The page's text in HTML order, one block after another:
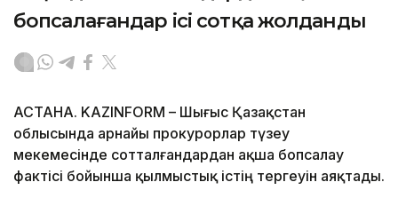
бопсалағандар ісі сотқа жолданды
АСТАНА. KAZINFORM – Шығыс Қазақстан
облысында арнайы прокурорлар түзеу
мекемесінде сотталғандардан ақша бопсалау
фактісі бойынша қылмыстық істің тергеуін аяқтады.